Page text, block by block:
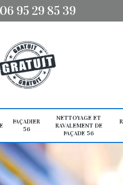
06 95 29 85 39
FAÇADIER
56
NETTOYAGE ET
RAVALEMENT DE
FAÇADE 56